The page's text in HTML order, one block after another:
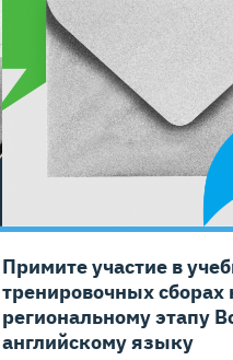
Примите участие в
тренировочных сборах
региональному этапу
английскому языку